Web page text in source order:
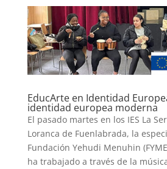
EducArte en Identidad
identidad europea moderna
El pasado martes en los IES La
Loranca de Fuenlabrada, la
Fundación Yehudi Menuhin
ha trabajado a través de la